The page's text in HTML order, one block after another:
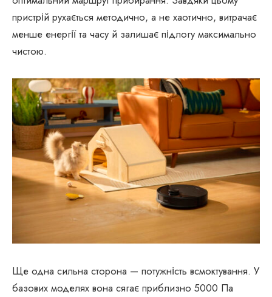
пристрій рухається методично, а не хаотично, витрачає
менше енергії та часу й залишає підлогу максимально
чистою.
Ще одна сильна сторона — потужність всмоктування. У
базових моделях вона сягає приблизно 5000 Па